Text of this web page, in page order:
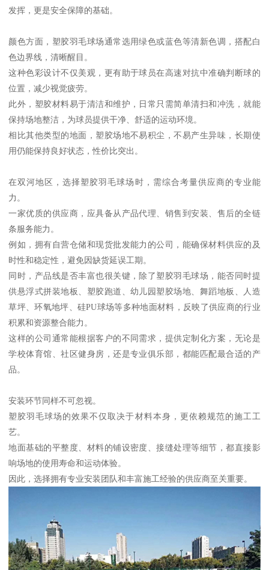
发挥，更是安全保障的基础。
颜色方面，塑胶羽毛球场通常选用绿色或蓝色等清新色调，搭配白
色边界线，清晰醒目。
这种色彩设计不仅美观，更有助于球员在高速对抗中准确判断球的
位置，减少视觉疲劳。
此外，塑胶材料易于清洁和维护，日常只需简单清扫和冲洗，就能
保持场地整洁，为球员提供干净、舒适的运动环境。
相比其他类型的地面，塑胶场地不易积尘，不易产生异味，长期使
用仍能保持良好状态，性价比突出。
在双河地区，选择塑胶羽毛球场时，需综合考量供应商的专业能
力。
一家优质的供应商，应具备从产品代理、销售到安装、售后的全链
条服务能力。
例如，拥有自营仓储和现货批发能力的公司，能确保材料供应的及
时性和稳定性，避免因缺货延误工期。
同时，产品线是否丰富也很关键，除了塑胶羽毛球场，能否同时提
供悬浮式拼装地板、塑胶跑道、幼儿园塑胶场地、舞蹈地板、人造
草坪、环氧地坪、硅PU球场等多种地面材料，反映了供应商的行业
积累和资源整合能力。
这样的公司通常能根据客户的不同需求，提供定制化方案，无论是
学校体育馆、社区健身房，还是专业俱乐部，都能匹配最合适的产
品。
安装环节同样不可忽视。
塑胶羽毛球场的效果不仅取决于材料本身，更依赖规范的施工工
艺。
地面基础的平整度、材料的铺设密度、接缝处理等细节，都直接影
响场地的使用寿命和运动体验。
因此，选择拥有专业安装团队和丰富施工经验的供应商至关重要。